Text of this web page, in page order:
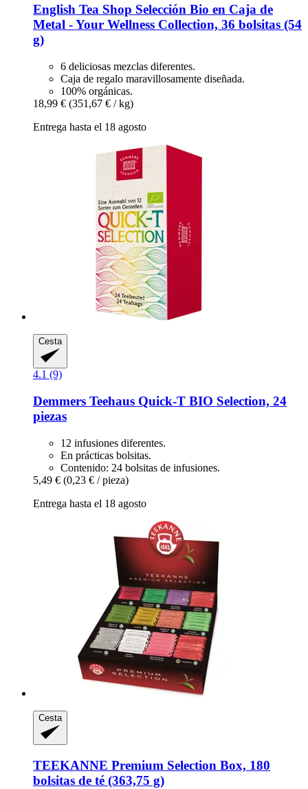
English Tea Shop Selección Bio en Caja de
Metal -​ Your Wellness Collection, 36 bolsitas (54
g)
6 deliciosas mezclas diferentes.
Caja de regalo maravillosamente diseñada.
100% orgánicas.
18,99 € (351,67 € / kg)
Entrega hasta el 18 agosto
Cesta
4.1 (9)
Demmers Teehaus Quick-​T BIO Selection, 24
piezas
12 infusiones diferentes.
En prácticas bolsitas.
Contenido: 24 bolsitas de infusiones.
5,49 € (0,23 € / pieza)
Entrega hasta el 18 agosto
Cesta
TEEKANNE Premium Selection Box, 180
bolsitas de té (363,75 g)